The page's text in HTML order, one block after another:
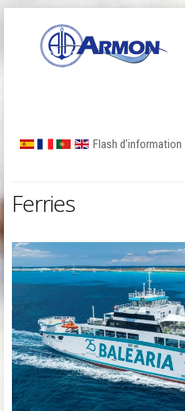
Flash d’information
Ferries